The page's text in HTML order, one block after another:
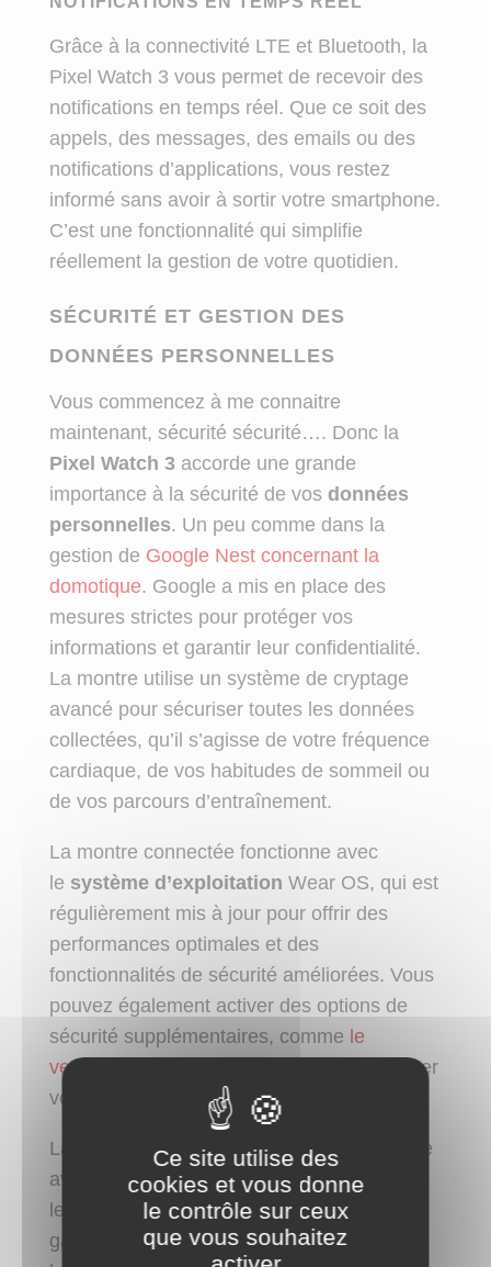
Grâce à la connectivité LTE et Bluetooth, la
Pixel Watch 3 vous permet de recevoir des
notifications en temps réel. Que ce soit des
appels, des messages, des emails ou des
notifications d’applications, vous restez
informé sans avoir à sortir votre smartphone.
C’est une fonctionnalité qui simplifie
réellement la gestion de votre quotidien.
SÉCURITÉ ET GESTION DES
DONNÉES PERSONNELLES
Vous commencez à me connaitre
maintenant, sécurité sécurité…. Donc la
Pixel Watch 3accorde une grande
importance à la sécurité de vos données
personnelles. Un peu comme dans la
gestion de Google Nest concernant la
domotique. Google a mis en place des
mesures strictes pour protéger vos
informations et garantir leur confidentialité.
La montre utilise un système de cryptage
avancé pour sécuriser toutes les données
collectées, qu’il s’agisse de votre fréquence
cardiaque, de vos habitudes de sommeil ou
de vos parcours d’entraînement.
La montre connectée fonctionne avec
le système d’exploitation Wear OS, qui est
régulièrement mis à jour pour offrir des
performances optimales et des
fonctionnalités de sécurité améliorées. Vous
pouvez également activer des options de
sécurité supplémentaires, comme le
verrouillage par mot de passe
, pour protéger
votre montre en cas de perte ou de vol.
La Pixel Watch 3est également compatible
avec d’autres appareils Google, comme
le
Google Pixelet les accessoires de la
gamme, y compris les Galaxy Buds
Ce site utilise des
cookies et vous donne
le contrôle sur ceux
que vous souhaitez